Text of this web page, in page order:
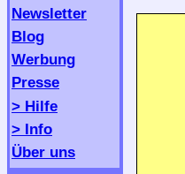
Newsletter
Blog
Werbung
Presse
> Hilfe
> Info
Über uns